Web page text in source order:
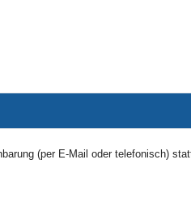
(per E-Mail oder telefonisch)